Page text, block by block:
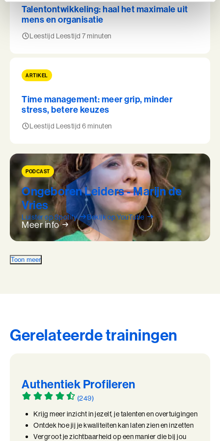
Talentontwikkeling: haal het maximale uit
mens en organisatie
Leestijd Leestijd 7 minuten
ARTIKEL
Time management: meer grip, minder
stress, betere keuzes
Leestijd Leestijd 6 minuten
PODCAST
Ongeboren Leiders - Marijn de
Vries
Luister op Spotify Bekijk op YouTube
Meer info
Toon meer
Gerelateerde trainingen
Authentiek Profileren
(249)
Krijg meer inzicht in jezelf, je talenten en overtuigingen
Ontdek hoe jij je kwaliteiten kan laten zien en inzetten
Vergroot je zichtbaarheid op een manier die bij jou